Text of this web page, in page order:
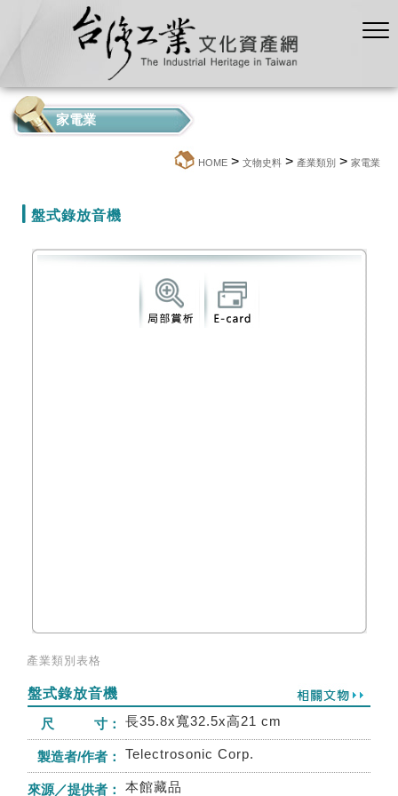
家電業
HOME > 文物史料 > 產業類別 > 家電業
盤式錄放音機
產業類別表格
盤式錄放音機
尺 寸：
長35.8x寬32.5x高21 cm
製造者/作者： Telectrosonic Corp.
來源／提供者： 本館藏品